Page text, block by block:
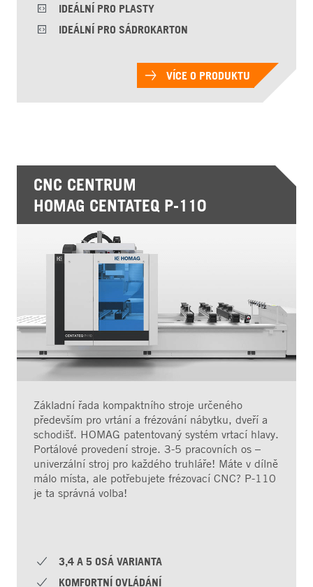
IDEÁLNÍ PRO PLASTY
IDEÁLNÍ PRO SÁDROKARTON
VÍCE O PRODUKTU
CNC CENTRUM
HOMAG CENTATEQ P-110
Základní řada kompaktního stroje určeného
především pro vrtání a frézování nábytku, dveří a
schodišť. HOMAG patentovaný systém vrtací hlavy.
Portálové provedení stroje. 3-5 pracovních os –
univerzální stroj pro každého truhláře! Máte v dílně
málo místa, ale potřebujete frézovací CNC? P-110
je ta správná volba!
3,4 A 5 OSÁ VARIANTA
KOMFORTNÍ OVLÁDÁNÍ